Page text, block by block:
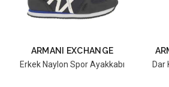
ARMANI EXCHANGE
Erkek Naylon Spor Ayakkabı
Dar